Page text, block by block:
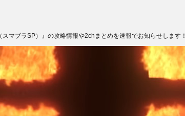
マブラSP）』の攻略情報や2chまとめを速報でお知らせします！